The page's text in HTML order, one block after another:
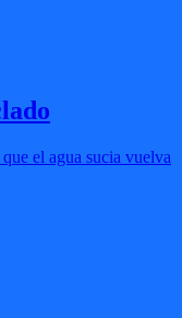
el agua sucia vuelva